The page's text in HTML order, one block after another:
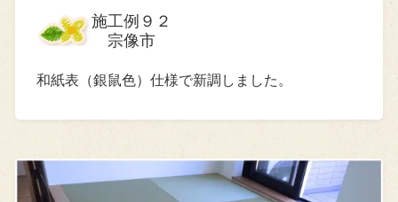
施工例９２
宗像市
和紙表（銀鼠色）仕様で新調しました。